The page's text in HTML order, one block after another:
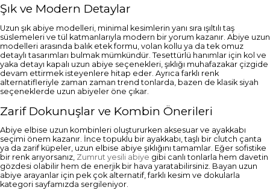
Şık ve Modern Detaylar
Uzun şık abiye modelleri, minimal kesimlerin yanı sıra ışıltılı taş
süslemeleri ve tül katmanlarıyla modern bir yorum kazanır. Abiye uzun
modelleri arasında balık etek formu, volan kollu ya da tek omuz
detaylı tasarımları bulmak mümkündür. Tesettürlü hanımlar için kol ve
yaka detayı kapalı uzun abiye seçenekleri, şıklığı muhafazakar çizgide
devam ettirmek isteyenlere hitap eder. Ayrıca farklı renk
alternatifleriyle zaman zaman trend tonlarda, bazen de klasik siyah
seçeneklerde uzun abiyeler öne çıkar.
Zarif Dokunuşlar ve Kombin Önerileri
Abiye elbise uzun kombinleri oluştururken aksesuar ve ayakkabı
seçimi önem kazanır. İnce topuklu bir ayakkabı, taşlı bir clutch çanta
ya da zarif küpeler, uzun elbise abiye şıklığını tamamlar. Eğer sofistike
bir renk arıyorsanız, Zumrut yesili abiye gibi canlı tonlarla hem davetin
gözdesi olabilir hem de enerjik bir hava yaratabilirsiniz. Bayan uzun
abiye arayanlar için pek çok alternatif, farklı kesim ve dokularla
kategori sayfamızda sergileniyor.